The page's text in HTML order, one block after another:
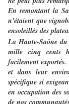
En remontant la
n'étaient que
ensoleillés des
La Haute-Saône
mille cinq cents
facilement
et dans leur
spécifique si
en occupation des